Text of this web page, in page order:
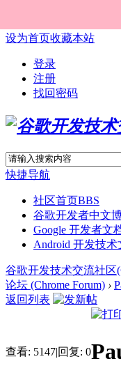
设为首页收藏本站
登录
注册
找回密码
快捷导航
社区首页BBS
谷歌开发者中文
Google 开发者文
Android 开发技术
谷歌开发技术交流社区
论坛 (Chrome Forum) ›
返回列表
查看: 5147|回复: 0